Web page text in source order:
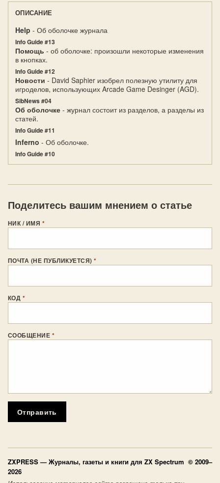
ОПИСАНИЕ
Help - Об оболочке журнала
Info Guide #13
Помощь - об оболочке: произошли некоторые изменения
в кнопках.
Info Guide #12
Новости - David Saphier изобрел полезную утилиту для
игроделов, использующих Arcade Game Desinger (AGD).
SibNews #04
Об оболочке - журнал состоит из разделов, а разделы из
статей.
Info Guide #11
Inferno - Об оболочке.
Info Guide #10
Поделитесь вашим мнением о статье
НИК / ИМЯ *
ПОЧТА (НЕ ПУБЛИКУЕТСЯ)*
КОД *
СООБЩЕНИЕ *
Отправить
ZXPRESS — Журналы, газеты и книги для ZX Spectrum © 2009–
2026